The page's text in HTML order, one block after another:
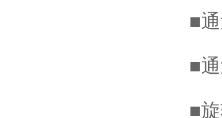
■
■
■